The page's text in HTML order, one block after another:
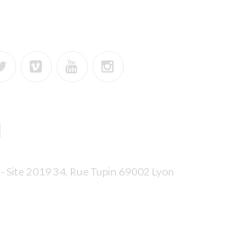
Site 2019 34, Rue Tupin 69002 Lyon